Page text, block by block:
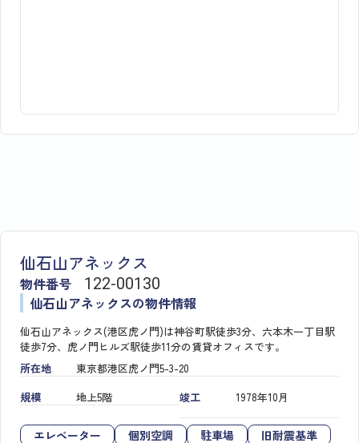
仙石山アネックス
物件番号
122​-​00130
仙石山アネックスの物件情報
仙石山アネックス(港区虎ノ門)は神谷町駅徒歩3分、六本木一丁目駅
徒歩7分、虎ノ門ヒルズ駅徒歩11分の賃貸オフィスです。
所在地
東京都港区虎ノ門5-3-20
規模
地上5階 竣工 1978年10月
エレベーター 個別空調 駐車場 旧耐震基準